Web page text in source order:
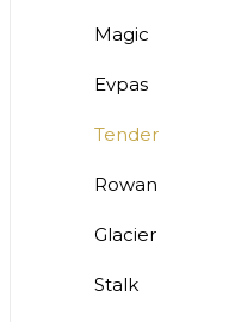
Magic
Evpas
Tender
Rowan
Glacier
Stalk